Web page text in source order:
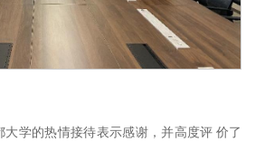
大学的热情接待表示感谢，并高度评 价了